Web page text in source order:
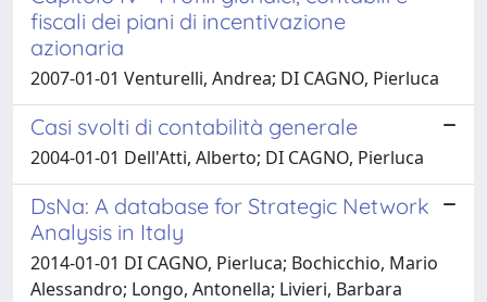
fiscali dei piani di incentivazione
azionaria
2007-01-01 Venturelli, Andrea; DI CAGNO, Pierluca
Casi svolti di contabilità generale
2004-01-01 Dell'Atti, Alberto; DI CAGNO, Pierluca
DsNa: A database for Strategic Network
Analysis in Italy
2014-01-01 DI CAGNO, Pierluca; Bochicchio, Mario
Alessandro; Longo, Antonella; Livieri, Barbara